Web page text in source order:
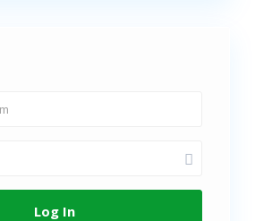
Log In